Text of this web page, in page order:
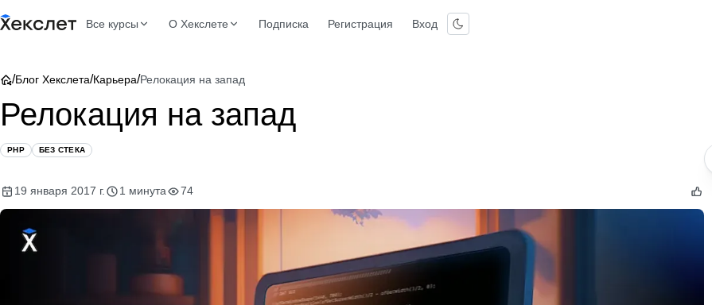
Все курсы О Хекслете Подписка Регистрация Вход
/Блог Хекслета/Карьера/Релокация на запад
Релокация на запад
PHP БЕЗ СТЕКА
19 января 2017 г. 1 минута 74